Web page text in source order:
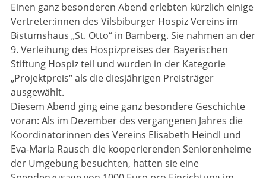
Einen ganz besonderen Abend erlebten kürzlich einige
Vertreter:innen des Vilsbiburger Hospiz Vereins im
Bistumshaus „St. Otto“ in Bamberg. Sie nahmen an der
9. Verleihung des Hospizpreises der Bayeri­schen
Stiftung Hospiz teil und wurden in der Kategorie
„Projektpreis“ als die diesjährigen Preisträger
ausgewählt.
Diesem Abend ging eine ganz besondere Geschichte
voran: Als im Dezember des vergangenen Jahres die
Koordinatorinnen des Vereins Elisabeth Heindl und
Eva-Maria Rausch die kooperierenden Senio­ren­heime
der Umgebung besuchten, hatten sie eine